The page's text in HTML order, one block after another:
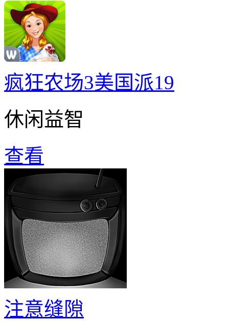
疯狂农场3美国派19
休闲益智
查看
注意缝隙